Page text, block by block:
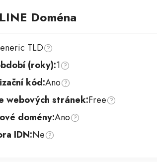
Doména
TLD
(roky):1
kód:Ano
webových stránek:Free
domény:Ano
IDN:Ne